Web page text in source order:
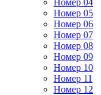
Номер 04
Номер 05
Номер 06
Номер 07
Номер 08
Номер 09
Номер 10
Номер 11
Номер 12